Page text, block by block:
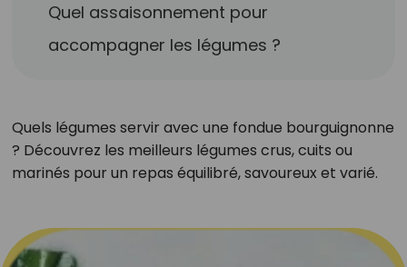
Quel assaisonnement pour
accompagner les légumes ?
Quels légumes servir avec une fondue bourguignonne
? Découvrez les meilleurs légumes crus, cuits ou
marinés pour un repas équilibré, savoureux et varié.